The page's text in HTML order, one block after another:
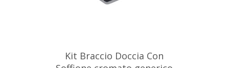
Kit Braccio Doccia Con